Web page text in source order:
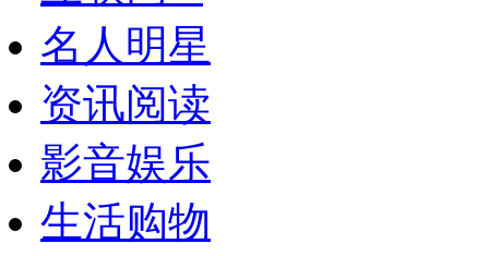
名人明星
资讯阅读
影音娱乐
生活购物